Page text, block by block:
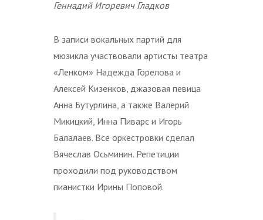
Геннадий Игоревич Гладков
В записи вокальных партий для
мюзикла участвовали артисты театра
«Ленком» Надежда Горелова и
Алексей Кизенков, джазовая певица
Анна Бутурлина, а также Валерий
Микицкий, Инна Пиварс и Игорь
Балалаев. Все оркестровки сделал
Вячеслав Осьминин. Репетиции
проходили под руководством
пианистки Ирины Поповой.